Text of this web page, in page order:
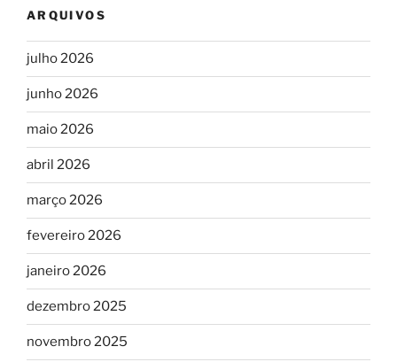
ARQUIVOS
julho 2026
junho 2026
maio 2026
abril 2026
março 2026
fevereiro 2026
janeiro 2026
dezembro 2025
novembro 2025